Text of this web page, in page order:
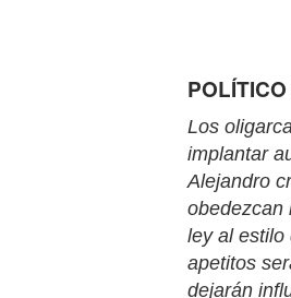
Los
implantar
Alejandro
obedezcan
ley al
apetitos
dejarán